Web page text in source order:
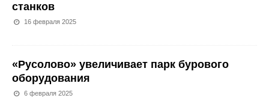
станков
16 февраля 2025
«Русолово» увеличивает парк бурового
оборудования
6 февраля 2025